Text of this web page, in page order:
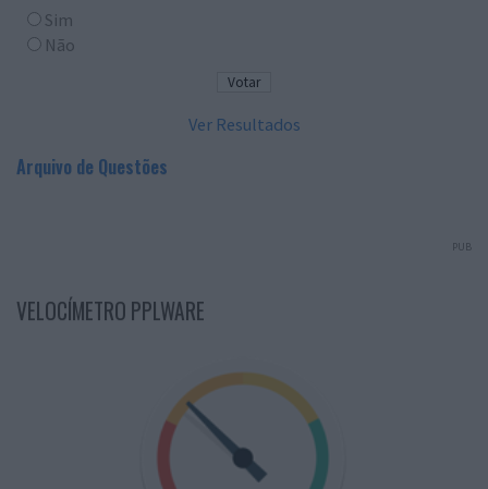
Sim
Não
Ver Resultados
Arquivo de Questões
PUB
VELOCÍMETRO PPLWARE